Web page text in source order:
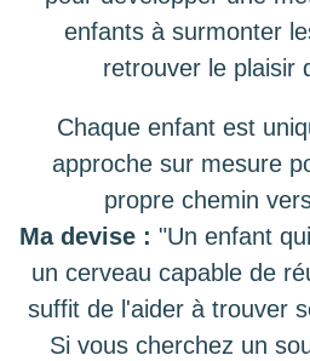
enfants à surmonter
retrouver le plaisir
Chaque enfant est
approche sur mesure
propre chemin
Ma devise : "Un enfant
un cerveau capable de
suffit de l'aider à trouver
Si vous cherchez un